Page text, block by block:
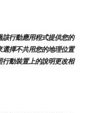
行動應用程式提供您的
擇不共用您的地理位置
動裝置上的說明更改相